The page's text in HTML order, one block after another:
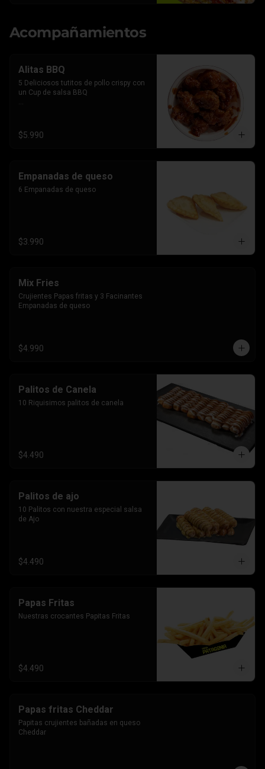
Acompañamientos
Alitas BBQ
5 Deliciosos tutitos de pollo crispy con
un Cup de salsa BBQ
agregues el BBQ que gustes
$5.990
Empanadas de queso
6 Empanadas de queso
$3.990
Mix Fries
Crujientes Papas fritas y 3 Facinantes
Empanadas de queso
$4.990
Palitos de Canela
10 Riquisimos palitos de canela
$4.490
Palitos de ajo
10 Palitos con nuestra especial salsa
de Ajo
$4.490
Papas Fritas
Nuestras crocantes Papitas Fritas
$4.490
Papas fritas Cheddar
Papitas crujientes bañadas en queso
Cheddar